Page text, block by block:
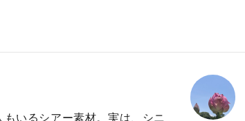
いるシアー素材。実は、シニ